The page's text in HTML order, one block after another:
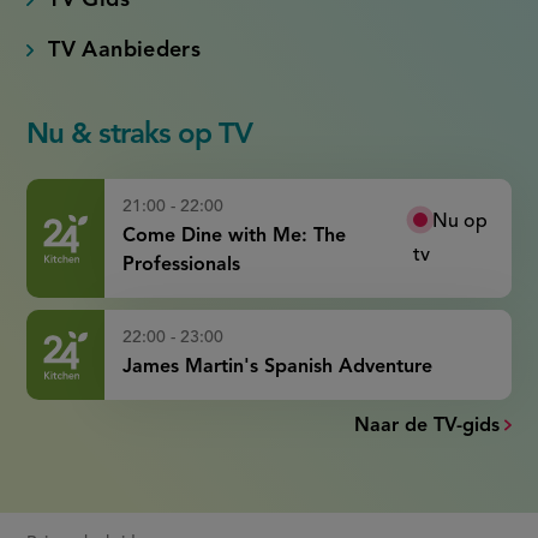
TV Aanbieders
Nu & straks op TV
21:00 - 22:00
Come Dine with Me: The
Professionals
Nu op
tv
22:00 - 23:00
James Martin's Spanish Adventure
Naar de TV-gids